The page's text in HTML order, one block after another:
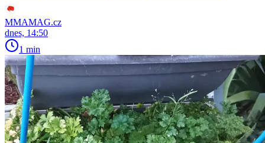
MMAMAG.cz
dnes, 14:50
1 min